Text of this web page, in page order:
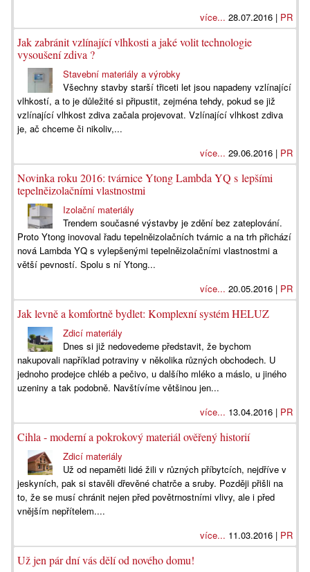
více... 28.07.2016 | PR
Jak zabránit vzlínající vlhkosti a jaké volit technologie
vysoušení zdiva ?
Stavební materiály a výrobky
Všechny stavby starší třiceti let jsou napadeny vzlínající
vlhkostí, a to je důležité si připustit, zejména tehdy, pokud se již
vzlínající vlhkost zdiva začala projevovat. Vzlínající vlhkost zdiva
je, ač chceme či nikoliv,...
více... 29.06.2016 | PR
Novinka roku 2016: tvárnice Ytong Lambda YQ s lepšími
tepelněizolačními vlastnostmi
Izolační materiály
Trendem současné výstavby je zdění bez zateplování.
Proto Ytong inovoval řadu tepelněizolačních tvárnic a na trh přichází
nová Lambda YQ s vylepšenými tepelněizolačními vlastnostmi a
větší pevností. Spolu s ní Ytong...
více... 20.05.2016 | PR
Jak levně a komfortně bydlet: Komplexní systém HELUZ
Zdicí materiály
Dnes si již nedovedeme představit, že bychom
nakupovali například potraviny v několika různých obchodech. U
jednoho prodejce chléb a pečivo, u dalšího mléko a máslo, u jiného
uzeniny a tak podobně. Navštívíme většinou jen...
více... 13.04.2016 | PR
Cihla - moderní a pokrokový materiál ověřený historií
Zdicí materiály
Už od nepaměti lidé žili v různých příbytcích, nejdříve v
jeskyních, pak si stavěli dřevěné chatrče a sruby. Později přišli na
to, že se musí chránit nejen před povětrnostními vlivy, ale i před
vnějším nepřítelem....
více... 11.03.2016 | PR
Už jen pár dní vás dělí od nového domu!